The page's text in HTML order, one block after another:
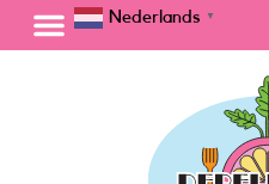
Nederlands ▼